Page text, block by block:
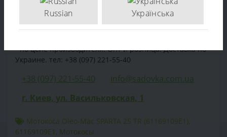
Отзывов (0)
- по цене производителя. Опт и розница. Доставка по
Украине. тел: +38 (097) 221-55-40
+38 (097) 221-55-40
info@sadovka.com.ua
г. Киев, ул. Васильковская, 1
Мотокоса Oleo-Mac SPARTA 25 TR (61169109E1),
61169109E1 , Мотокосы
Russian Українська